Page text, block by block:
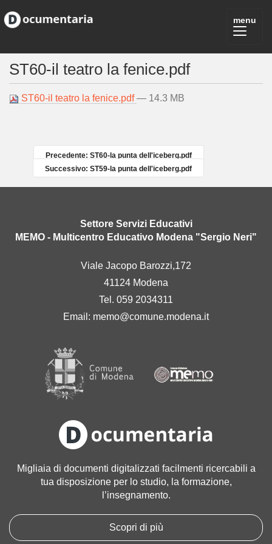
ST60-il teatro la fenice.pdf
ST60-il teatro la fenice.pdf— 14.3 MB
Precedente: ST60-la punta dell'iceberg.pdf
Successivo: ST59-la punta dell'iceberg.pdf
Settore Servizi Educativi
MEMO - Multicentro Educativo Modena "Sergio Neri"
Viale Jacopo Barozzi,172
41124 Modena
Tel. 059 2034311
Email: memo@comune.modena.it
Migliaia di documenti digitalizzati facilmenti ricercabili a
tua disposizione per lo studio, la formazione,
l’insegnamento.
Scopri di più